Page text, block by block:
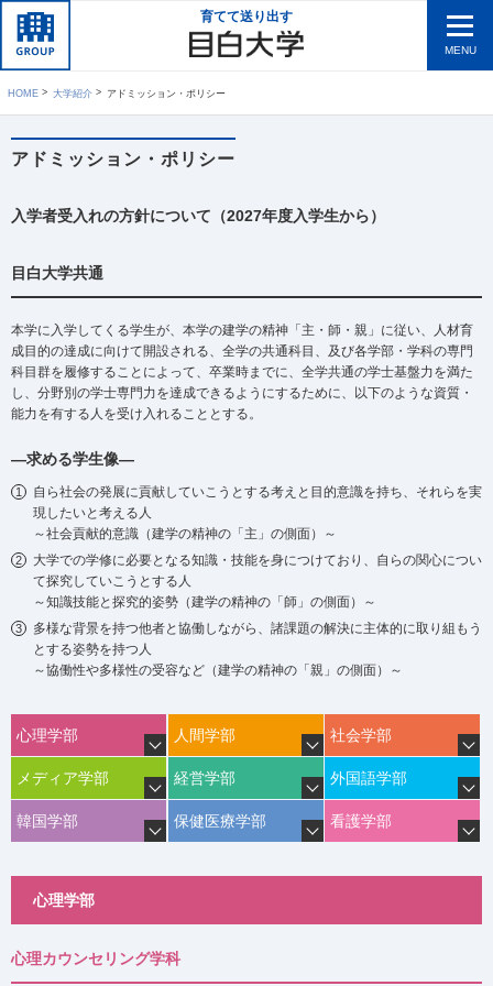
育てて送り出す
MENU
HOME 大学紹介 アドミッション・ポリシー
アドミッション・ポリシー
入学者受入れの方針について（2027年度入学生から）
目白大学共通
本学に入学してくる学生が、本学の建学の精神「主・師・親」に従い、人材育
成目的の達成に向けて開設される、全学の共通科目、及び各学部・学科の専門
科目群を履修することによって、卒業時までに、全学共通の学士基盤力を満た
し、分野別の学士専門力を達成できるようにするために、以下のような資質・
能力を有する人を受け入れることとする。
―求める学生像―
自ら社会の発展に貢献していこうとする考えと目的意識を持ち、それらを実
現したいと考える人
～社会貢献的意識（建学の精神の「主」の側面）～
大学での学修に必要となる知識・技能を身につけており、自らの関心につい
て探究していこうとする人
～知識技能と探究的姿勢（建学の精神の「師」の側面）～
多様な背景を持つ他者と協働しながら、諸課題の解決に主体的に取り組もう
とする姿勢を持つ人
～協働性や多様性の受容など（建学の精神の「親」の側面）～
心理学部 人間学部 社会学部
メディア学部 経営学部 外国語学部
韓国学部 保健医療学部 看護学部
心理学部
心理カウンセリング学科